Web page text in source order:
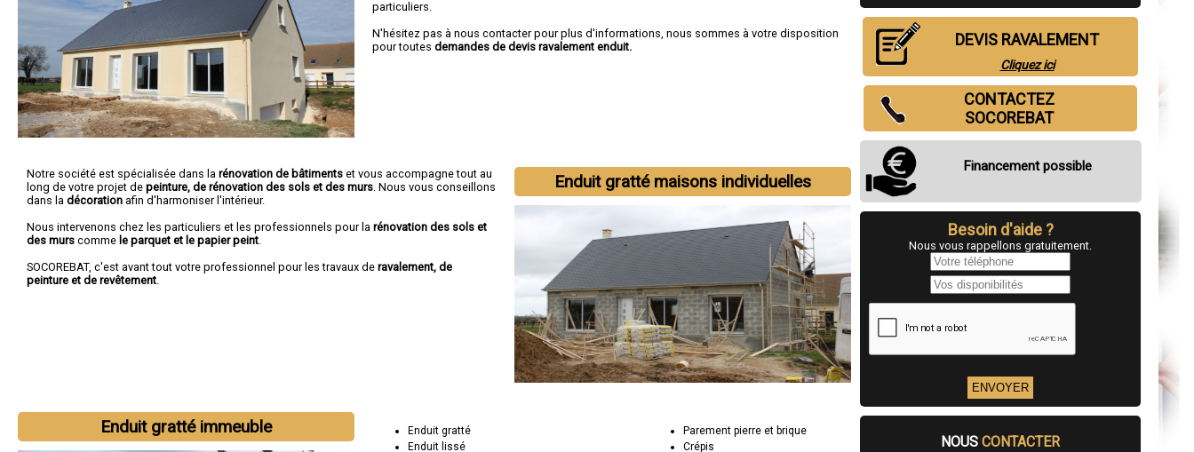
particuliers.
N'hésitez pas à nous contacter pour plus d'informations, nous sommes à votre disposition
pour toutesdemandes de devis ravalement enduit.
Enduit gratté maisons individuelles
Notre société est spécialisée dans la rénovation de bâtiments et vous accompagne tout au
long de votre projet de peinture, de rénovation des sols et des murs. Nous vous conseillons
dans la décoration afin d'harmoniser l'intérieur.
Nous intervenons chez les particuliers et les professionnels pour la rénovation des sols et
des murs comme le parquet et le papier peint.
SOCOREBAT, c'est avant tout votre professionnel pour les travaux de ravalement, de
peinture et de revêtement.
Enduit gratté immeuble
Enduit gratté
Enduit lissé
Parement pierre et brique
Crépis
DEVIS RAVALEMENT
Cliquez ici
CONTACTEZ
SOCOREBAT
Financement possible
Besoin d'aide ?
Nous vous rappellons gratuitement.
NOUS CONTACTER